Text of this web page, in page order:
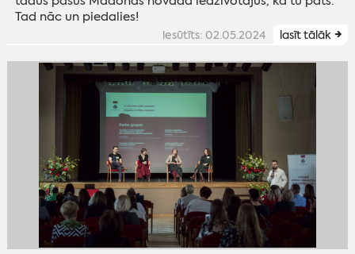
Tad nāc un piedalies!
iesūtīts: 02.05.2024 lasīt tālāk